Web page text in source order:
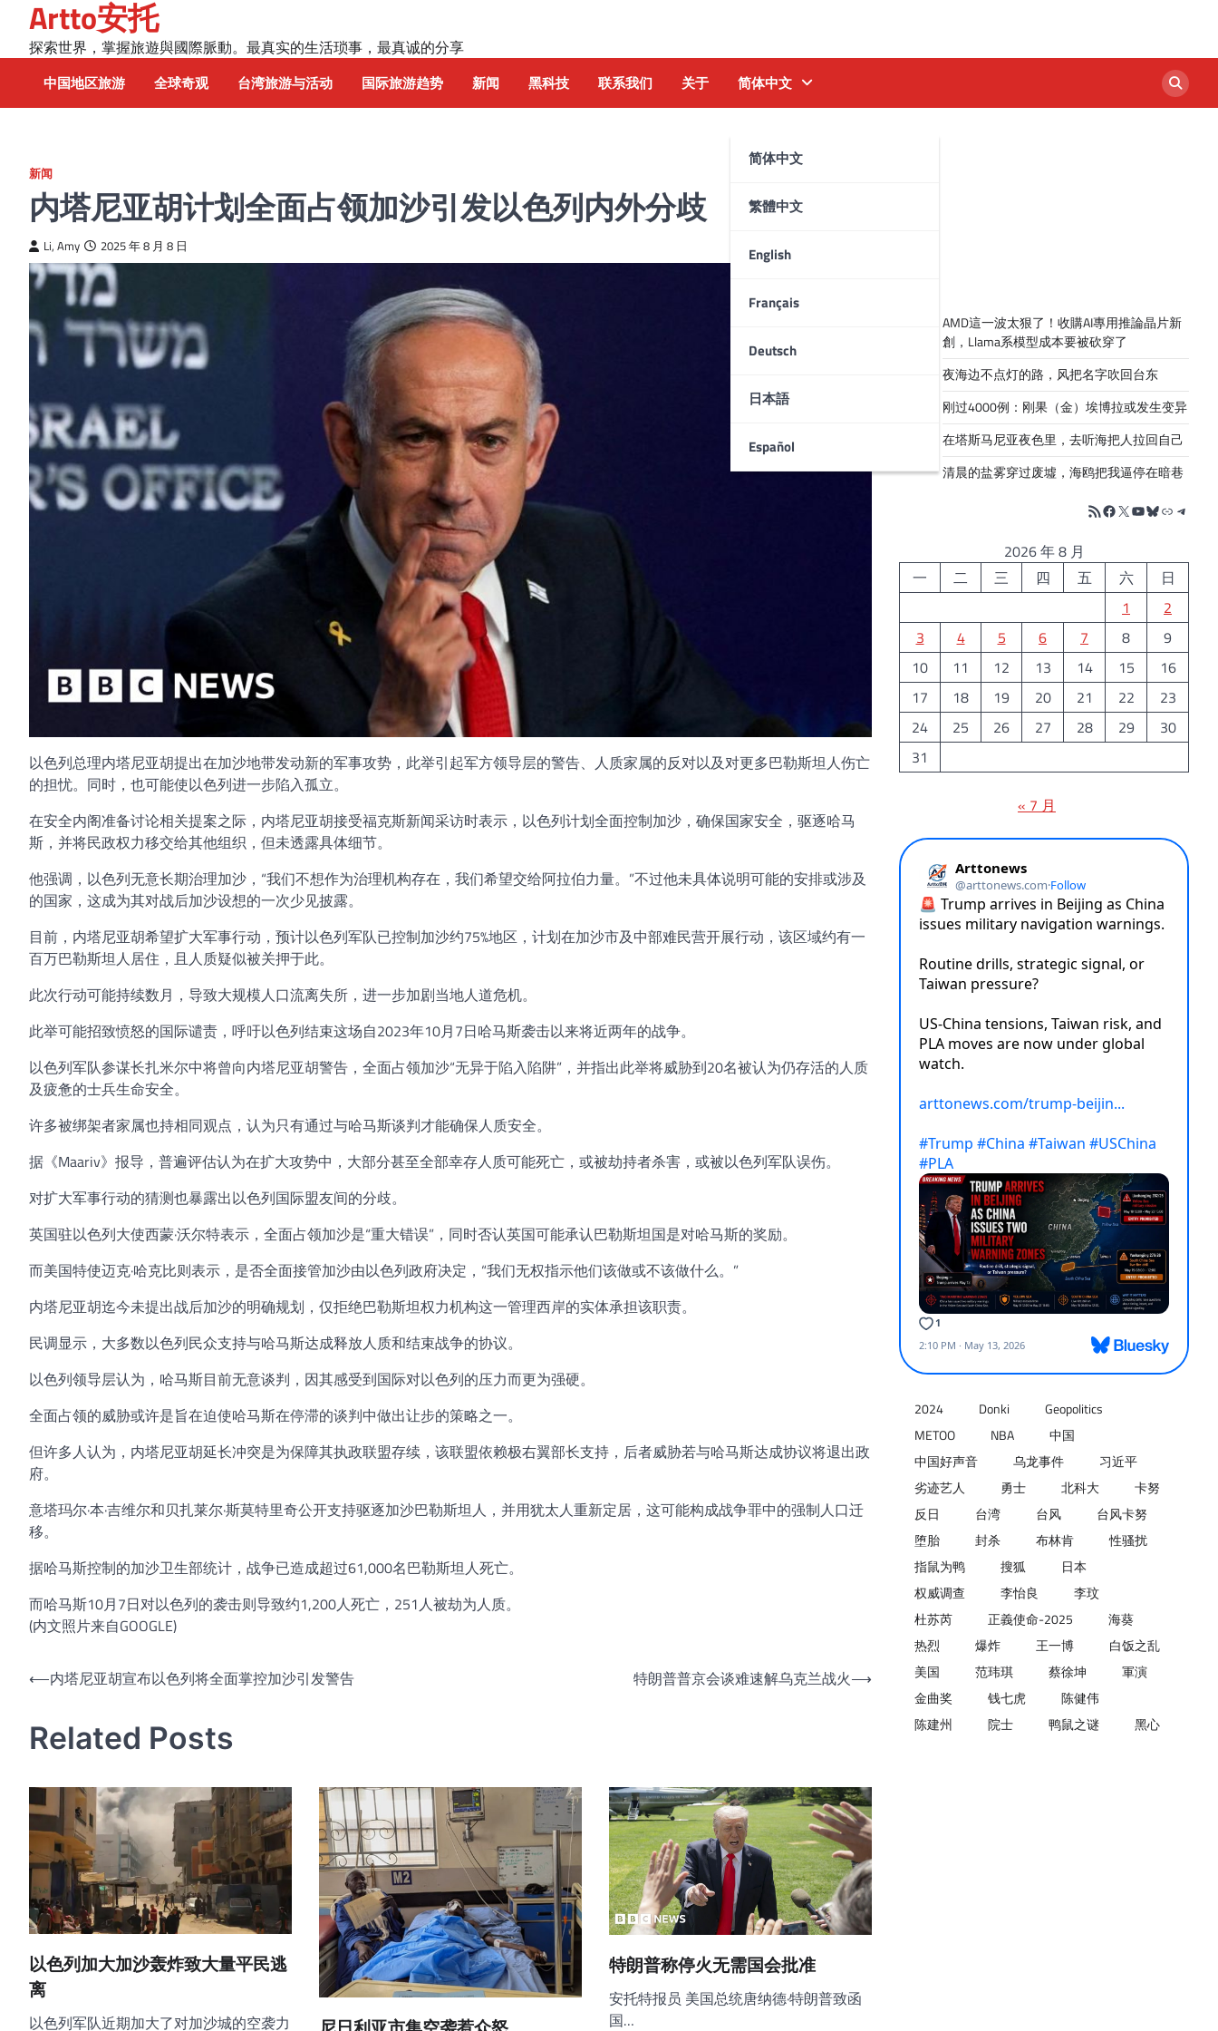
content
Artto安托
探索世界，掌握旅遊與國際脈動。最真实的生活琐事，最真诚的分享
中国地区旅游 全球奇观 台湾旅游与活动 国际旅游趋势 新闻 黑科技 联系我们 关于 简体中文
简体中文
繁體中文
English
Français
Deutsch
日本語
Español
新闻
内塔尼亚胡计划全面占领加沙引发以色列内外分歧
Li, Amy 2025 年 8 月 8 日
以色列总理内塔尼亚胡提出在加沙地带发动新的军事攻势，此举引起军方领导层的警告、人质家属的反对以及对更多巴勒斯坦人伤亡
的担忧。同时，也可能使以色列进一步陷入孤立。
在安全内阁准备讨论相关提案之际，内塔尼亚胡接受福克斯新闻采访时表示，以色列计划全面控制加沙，确保国家安全，驱逐哈马
斯，并将民政权力移交给其他组织，但未透露具体细节。
他强调，以色列无意长期治理加沙，“我们不想作为治理机构存在，我们希望交给阿拉伯力量。”不过他未具体说明可能的安排或涉及
的国家，这成为其对战后加沙设想的一次少见披露。
目前，内塔尼亚胡希望扩大军事行动，预计以色列军队已控制加沙约75%地区，计划在加沙市及中部难民营开展行动，该区域约有一
百万巴勒斯坦人居住，且人质疑似被关押于此。
此次行动可能持续数月，导致大规模人口流离失所，进一步加剧当地人道危机。
此举可能招致愤怒的国际谴责，呼吁以色列结束这场自2023年10月7日哈马斯袭击以来将近两年的战争。
以色列军队参谋长扎米尔中将曾向内塔尼亚胡警告，全面占领加沙“无异于陷入陷阱”，并指出此举将威胁到20名被认为仍存活的人质
及疲惫的士兵生命安全。
许多被绑架者家属也持相同观点，认为只有通过与哈马斯谈判才能确保人质安全。
据《Maariv》报导，普遍评估认为在扩大攻势中，大部分甚至全部幸存人质可能死亡，或被劫持者杀害，或被以色列军队误伤。
对扩大军事行动的猜测也暴露出以色列国际盟友间的分歧。
英国驻以色列大使西蒙·沃尔特表示，全面占领加沙是“重大错误”，同时否认英国可能承认巴勒斯坦国是对哈马斯的奖励。
而美国特使迈克·哈克比则表示，是否全面接管加沙由以色列政府决定，“我们无权指示他们该做或不该做什么。”
内塔尼亚胡迄今未提出战后加沙的明确规划，仅拒绝巴勒斯坦权力机构这一管理西岸的实体承担该职责。
民调显示，大多数以色列民众支持与哈马斯达成释放人质和结束战争的协议。
以色列领导层认为，哈马斯目前无意谈判，因其感受到国际对以色列的压力而更为强硬。
全面占领的威胁或许是旨在迫使哈马斯在停滞的谈判中做出让步的策略之一。
但许多人认为，内塔尼亚胡延长冲突是为保障其执政联盟存续，该联盟依赖极右翼部长支持，后者威胁若与哈马斯达成协议将退出政
府。
意塔玛尔·本·吉维尔和贝扎莱尔·斯莫特里奇公开支持驱逐加沙巴勒斯坦人，并用犹太人重新定居，这可能构成战争罪中的强制人口迁
移。
据哈马斯控制的加沙卫生部统计，战争已造成超过61,000名巴勒斯坦人死亡。
而哈马斯10月7日对以色列的袭击则导致约1,200人死亡，251人被劫为人质。
(内文照片来自GOOGLE)
文
导
⟵内塔尼亚胡宣布以色列将全面掌控加沙引发警告 特朗普普京会谈难速解乌克兰战火⟶
Related Posts
以色列加大加沙轰炸致大量平民逃
离
以色列军队近期加大了对加沙城的空袭力
特朗普称停火无需国会批准
安托特报员 美国总统唐纳德·特朗普致函
国…
AMD這一波太狠了！收購AI專用推論晶片新
創，Llama系模型成本要被砍穿了
夜海边不点灯的路，风把名字吹回台东
刚过4000例：刚果（金）埃博拉或发生变异
在塔斯马尼亚夜色里，去听海把人拉回自己
清晨的盐雾穿过废墟，海鸥把我逼停在暗巷
RSS FeedFacebook
X YouTube
Bluesky
链接
2026 年 8 月
一
二 三 四 五 六
日
1
2
3
4 5 6 7 8
9
10
11 12 13 14 15
16
17
18 19 20 21 22
23
24
25 26 27 28 29
30
31
« 7 月
2024 Donki
Geopolitics
METOO
NBA
中国
中国好声音
乌龙事件
习近平
劣迹艺人
勇士 北科大
卡努
反日
台湾 台风
台风卡努
堕胎
封杀 布林肯
性骚扰
指鼠为鸭
搜狐
日本
权威调查
李怡良
李玟
杜苏芮
正義使命-2025
海葵
热烈
爆炸 王一博
白饭之乱
美国
范玮琪 蔡徐坤
軍演
金曲奖
钱七虎
陈健伟
陈建州
院士 鸭鼠之谜 黑心